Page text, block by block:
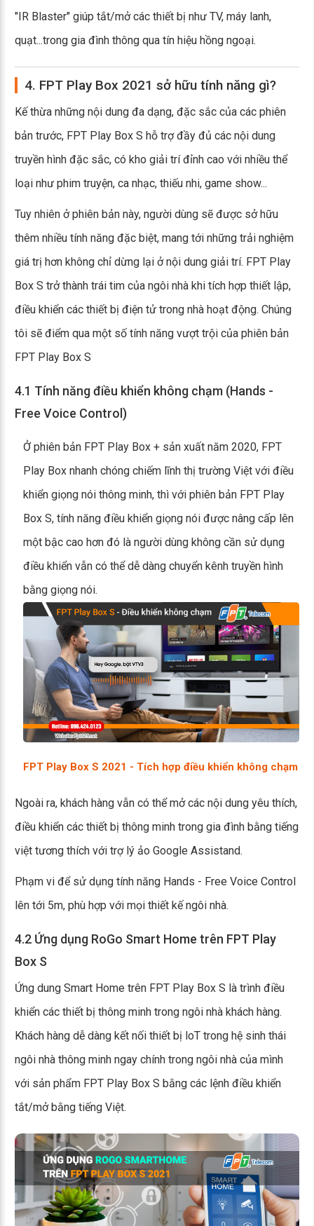
"IR Blaster" giúp tắt/mở các thiết bị như TV, máy lanh,
quạt...trong gia đình thông qua tín hiệu hồng ngoại.
4. FPT Play Box 2021 sở hữu tính năng gì?
Kế thừa những nội dung đa dạng, đặc sắc của các phiên
bản trước, FPT Play Box S hỗ trợ đầy đủ các nội dung
truyền hình đặc sắc, có kho giải trí đỉnh cao với nhiều thể
loại như phim truyện, ca nhạc, thiếu nhi, game show...
Tuy nhiên ở phiên bản này, người dùng sẽ được sở hữu
thêm nhiều tính năng đặc biệt, mang tới những trải nghiệm
giá trị hơn không chỉ dừng lại ở nội dung giải trí. FPT Play
Box S trở thành trái tim của ngôi nhà khi tích hợp thiết lập,
điều khiển các thiết bị điện tử trong nhà hoạt động. Chúng
tôi sẽ điểm qua một số tính năng vượt trội của phiên bản
FPT Play Box S
4.1 Tính năng điều khiển không chạm (Hands -
Free Voice Control)
Ở phiên bản FPT Play Box + sản xuất năm 2020, FPT
Play Box nhanh chóng chiếm lĩnh thị trường Việt với điều
khiển giọng nói thông minh, thì với phiên bản FPT Play
Box S, tính năng điều khiển giọng nói được nâng cấp lên
một bậc cao hơn đó là người dùng không cần sử dụng
điều khiển vẫn có thể dễ dàng chuyển kênh truyền hình
bằng giọng nói.
FPT Play Box S 2021 - Tích hợp điều khiển không chạm
Ngoài ra, khách hàng vẫn có thể mở các nội dung yêu thích,
điều khiển các thiết bị thông minh trong gia đình bằng tiếng
việt tương thích với trợ lý ảo Google Assistand.
Phạm vi để sử dụng tính năng Hands - Free Voice Control
lên tới 5m, phù hợp với mọi thiết kế ngôi nhà.
4.2 Ứng dụng RoGo Smart Home trên FPT Play
Box S
Ứng dung Smart Home trên FPT Play Box S là trình điều
khiển các thiết bị thông minh trong ngôi nhà khách hàng.
Khách hàng dễ dàng kết nối thiết bị loT trong hệ sinh thái
ngôi nhà thông minh ngay chính trong ngôi nhà của mình
với sản phẩm FPT Play Box S bằng các lệnh điều khiển
tắt/mở bằng tiếng Việt.